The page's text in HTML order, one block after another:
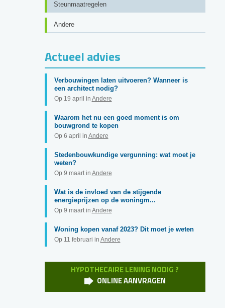
Steunmaatregelen
Andere
Actueel advies
Verbouwingen laten uitvoeren? Wanneer is
een architect nodig?
Op 19 april in Andere
Waarom het nu een goed moment is om
bouwgrond te kopen
Op 6 april in Andere
Stedenbouwkundige vergunning: wat moet je
weten?
Op 9 maart in Andere
Wat is de invloed van de stijgende
energieprijzen op de woningm...
Op 9 maart in Andere
Woning kopen vanaf 2023? Dit moet je weten
Op 11 februari in Andere
HYPOTHECAIRE LENING NODIG ?
ONLINE AANVRAGEN